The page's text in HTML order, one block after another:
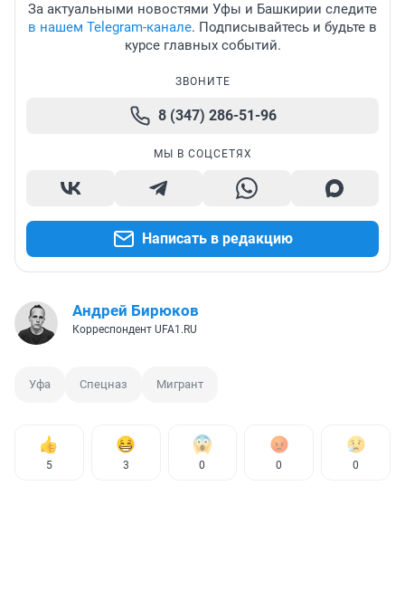
За актуальными новостями Уфы и Башкирии следите
в нашем Telegram-канале. Подписывайтесь и будьте в
курсе главных событий.
ЗВОНИТЕ
8 (347) 286-51-96
МЫ В СОЦСЕТЯХ
Написать в редакцию
Андрей Бирюков
Корреспондент UFA1.RU
Уфа Спецназ Мигрант
5 3 0 0 0